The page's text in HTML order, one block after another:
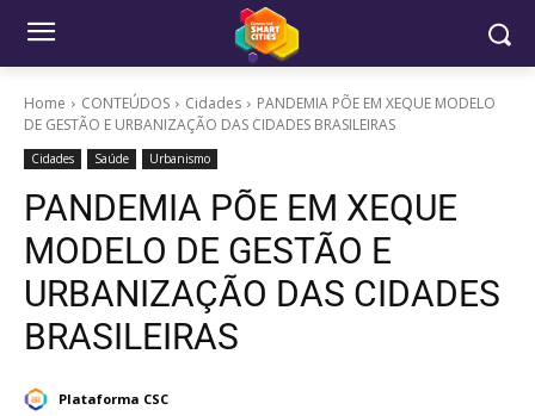
Home CONTEÚDOS Cidades
PANDEMIA PÕE EM XEQUE MODELO
DE GESTÃO E URBANIZAÇÃO DAS CIDADES BRASILEIRAS
Cidades Saúde Urbanismo
PANDEMIA PÕE EM XEQUE
MODELO DE GESTÃO E
URBANIZAÇÃO DAS CIDADES
BRASILEIRAS
Plataforma CSC